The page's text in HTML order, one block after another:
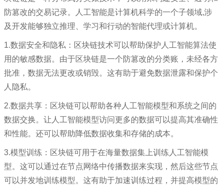
防篡改的交易记录。人工智能是计算机科学的一个子领域,涉
及开发能够独立推理、学习和行动的智能代理或计算机。
1.数据安全和隐私：区块链技术可以帮助保护人工智能算法使
用的敏感数据。由于区块链是一个防篡改的分类账，未经各方
批准，数据无法更改或销毁。这有助于避免数据泄露和保护个
人隐私。
2.数据共享：区块链可以帮助各种人工智能模型和系统之间的
数据交换。让人工智能模型访问更多的数据可以提高其准确性
和性能。还可以帮助降低数据收集和存储的成本。
3.模型训练：区块链可用于在海量数据集上训练人工智能模
型。这可以通过在节点网络中传播数据来实现，然后这些节点
可以并发地训练模型。这有助于加速训练过程，并提高模型的